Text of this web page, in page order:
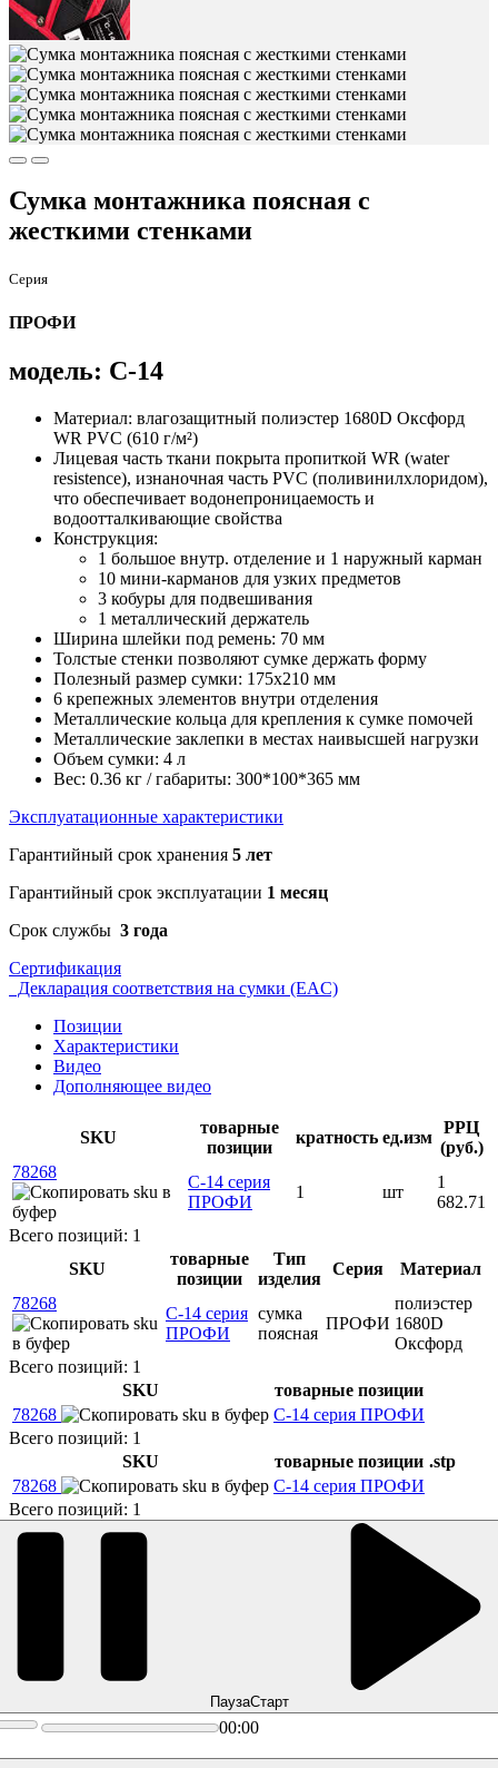
Сумка монтажника поясная с
жесткими стенками
Серия
ПРОФИ
модель: С-14
Материал: влагозащитный полиэстер 1680D Оксфорд
WR PVC (610 г/м²)
Лицевая часть ткани покрыта пропиткой WR (water
resistence), изнаночная часть PVC (поливинилхлоридом),
что обеспечивает водонепроницаемость и
водоотталкивающие свойства
Конструкция:
1 большое внутр. отделение и 1 наружный карман
10 мини-карманов для узких предметов
3 кобуры для подвешивания
1 металлический держатель
Ширина шлейки под ремень: 70 мм
Толстые стенки позволяют сумке держать форму
Полезный размер сумки: 175х210 мм
6 крепежных элементов внутри отделения
Металлические кольца для крепления к сумке помочей
Металлические заклепки в местах наивысшей нагрузки
Объем сумки: 4 л
Вес: 0.36 кг / габариты: 300*100*365 мм
Эксплуатационные характеристики
Гарантийный срок хранения 5 лет
Гарантийный срок эксплуатации 1 месяц
Срок службы 3 года
Сертификация
Декларация соответствия на сумки (EAC)
Позиции
Характеристики
Видео
Дополняющее видео
SKU
товарные
позиции
кратность ед.изм
РРЦ
(руб.)
78268
С-14 серия
ПРОФИ
1 шт
1
682.71
Всего позиций: 1
SKU
товарные
позиции
Тип
изделия
Серия
Материал
78268
С-14 серия
ПРОФИ
сумка
поясная
ПРОФИ
полиэстер
1680D
Оксфорд
Всего позиций: 1
SKU
товарные позиции
78268
С-14 серия ПРОФИ
Всего позиций: 1
SKU
товарные позиции .stp
78268
С-14 серия ПРОФИ
Всего позиций: 1
ПаузаСтарт
00:00